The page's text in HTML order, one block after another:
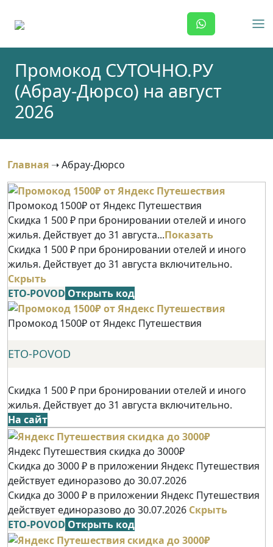
Промокод СУТОЧНО.РУ
(Абрау-Дюрсо) на август
2026
Главная ➝Абрау-Дюрсо
Промокод 1500₽ от Яндекс Путешествия
Скидка 1 500 ₽ при бронировании отелей и иного
жилья. Действует до 31 августа...Показать
Скидка 1 500 ₽ при бронировании отелей и иного
жилья. Действует до 31 августа включительно.
Скрыть
ETO-POVOD Открыть код
Промокод 1500₽ от Яндекс Путешествия
ETO-POVOD
Скидка 1 500 ₽ при бронировании отелей и иного
жилья. Действует до 31 августа включительно.
На сайт
Яндекс Путешествия скидка до 3000₽
Скидка до 3000 ₽ в приложении Яндекс Путешествия
действует единоразово до 30.07.2026
Скидка до 3000 ₽ в приложении Яндекс Путешествия
действует единоразово до 30.07.2026 Скрыть
ETO-POVOD Открыть код